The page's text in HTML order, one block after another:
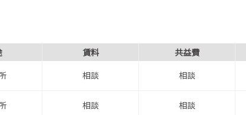
賃料 共益費
相談 相談
相談 相談